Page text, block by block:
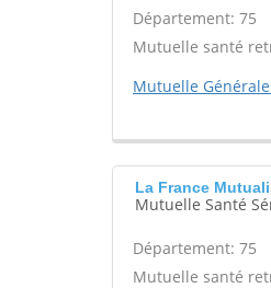
Département: 75
Mutuelle santé
Mutuelle Générale
La France
Mutuelle Santé
Département: 75
Mutuelle santé